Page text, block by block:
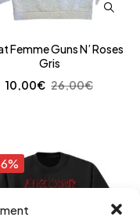
Femme Guns N’ Roses
Gris
26,00€
10,00€